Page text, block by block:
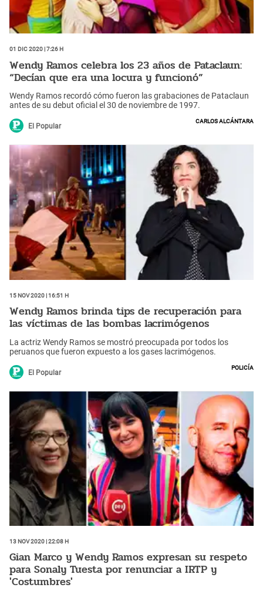
01 Dic 2020 | 7:26 h
Wendy Ramos celebra los 23 años de Pataclaun:
“Decían que era una locura y funcionó”
Wendy Ramos recordó cómo fueron las grabaciones de Pataclaun
antes de su debut oficial el 30 de noviembre de 1997.
El Popular
Carlos Alcántara
15 Nov 2020 | 16:51 h
Wendy Ramos brinda tips de recuperación para
las víctimas de las bombas lacrimógenos
La actriz Wendy Ramos se mostró preocupada por todos los
peruanos que fueron expuesto a los gases lacrimógenos.
El Popular
Policía
13 Nov 2020 | 22:08 h
Gian Marco y Wendy Ramos expresan su respeto
para Sonaly Tuesta por renunciar a IRTP y
'Costumbres'